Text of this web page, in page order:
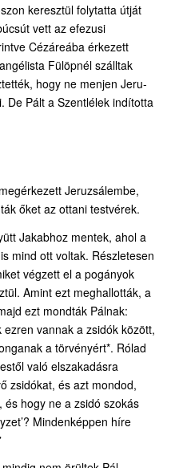
keresztül folytatta útját
vett az efezusi
Cézáreába érkezett
Fülöpnél szálltak
hogy ne menjen Jeru­
De Pált a Szentlélek indította
Jeruzsálembe,
őket az ottani testvérek.
Jakabhoz mentek, ahol a
mind ott voltak. Részletesen
végzett el a pogányok
Amint ezt meghallották, a
ezt mondták Pálnak:
vannak a zsidók között,
a törvényért*. Rólad
való elszakadásra
zsidókat, és azt mondod,
hogy ne a zsidó szokás
Mindenképpen híre